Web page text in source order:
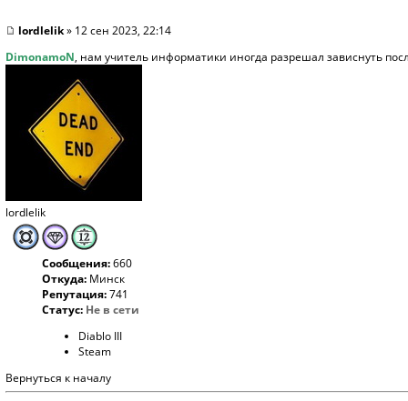
lordlelik» 12 сен 2023, 22:14
DimonamoN, нам учитель информатики иногда разрешал зависнуть
lordlelik
Сообщения:660
Откуда: Минск
Репутация:741
Статус: Не в сети
Diablo III
Steam
Вернуться к началу